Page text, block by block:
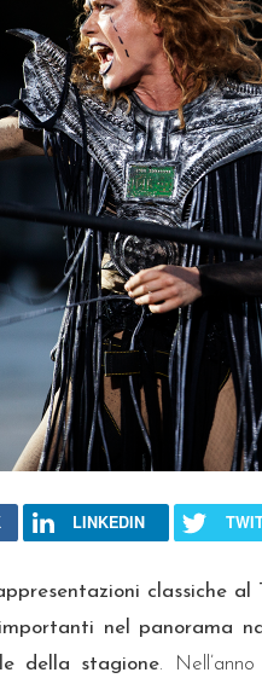
LINKEDIN
classiche
nel panorama
della stagione.